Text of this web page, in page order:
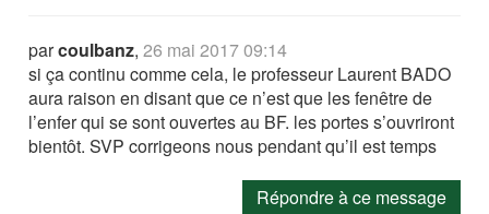
parcoulbanz,26 mai 2017 09:14
si ça continu comme cela, le professeur Laurent BADO
aura raison en disant que ce n’est que les fenêtre de
l’enfer qui se sont ouvertes au BF. les portes s’ouvriront
bientôt. SVP corrigeons nous pendant qu’il est temps
Répondre à ce message